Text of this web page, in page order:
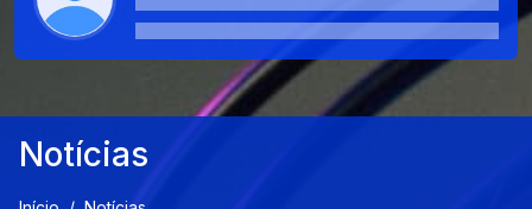
Notícias